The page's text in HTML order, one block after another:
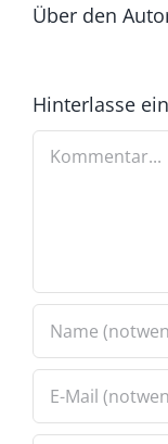
Über den
Hinterlasse
Kommentar